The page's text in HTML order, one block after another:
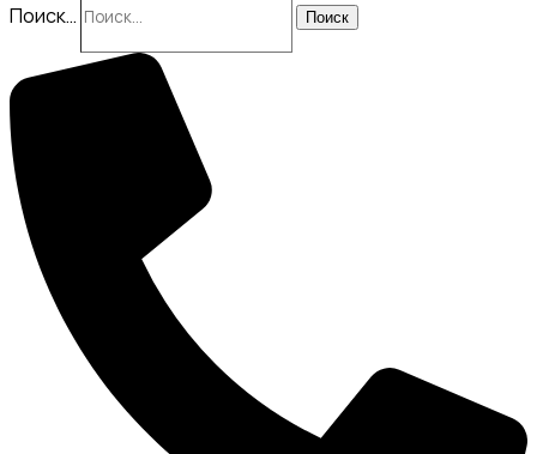
Поиск…
Поиск